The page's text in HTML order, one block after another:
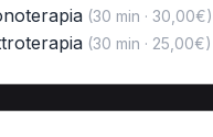
(30 min · 30,00€)
(30 min · 25,00€)